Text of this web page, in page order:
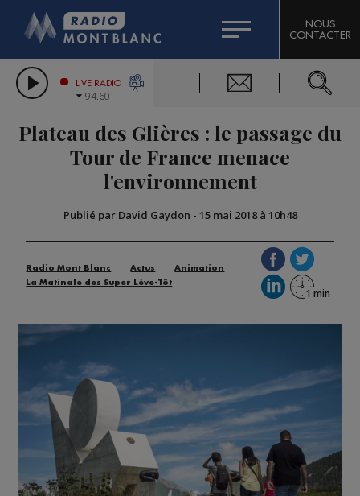
LES CHRONIQUES DE L'EXPERT
CITIZEN MACHINERY
GRAND MASSIF DOMAINES SKIABLES
BIGARD
COMPAGNIE DU MONT-BLANC
NOUS
CONTACTER
LIVE RADIO
94.60
Plateau des Glières : le passage du
Tour de France menace
l'environnement
Publié par David Gaydon - 15 mai 2018 à 10h48
Radio Mont Blanc Actus
Animation
La Matinale des Super Lève-Tôt